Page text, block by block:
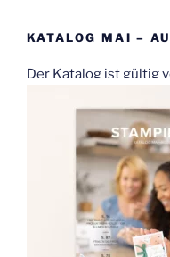
KATALOG MAI –
Der Katalog ist gültig